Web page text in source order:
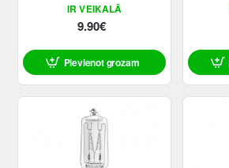
IR VEIKALĀ
9.90€
Pievienot grozam